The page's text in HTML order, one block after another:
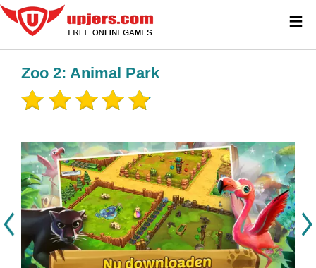
Zoo 2: Animal Park
≡